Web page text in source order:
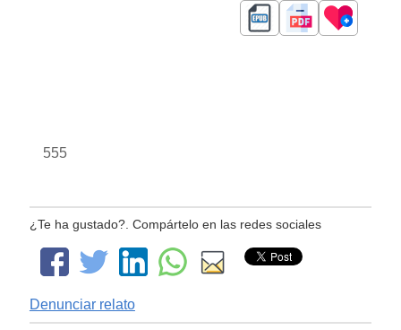
555
¿Te ha gustado?. Compártelo en las redes sociales
Denunciar relato